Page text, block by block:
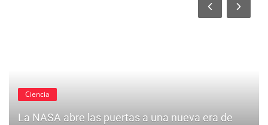
Ciencia
La NASA abre las puertas a una nueva era de